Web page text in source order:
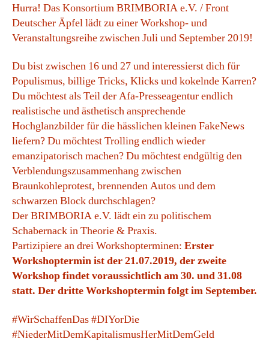
Hurra! Das Konsortium BRIMBORIA e.V. / Front
Deutscher Äpfel lädt zu einer Workshop- und
Veranstaltungsreihe zwischen Juli und September 2019!
Du bist zwischen 16 und 27 und interessierst dich für
Populismus, billige Tricks, Klicks und kokelnde Karren?
Du möchtest als Teil der Afa-Presseagentur endlich
realistische und ästhetisch ansprechende
Hochglanzbilder für die hässlichen kleinen FakeNews
liefern? Du möchtest Trolling endlich wieder
emanzipatorisch machen? Du möchtest endgültig den
Verblendungszusammenhang zwischen
Braunkohleprotest, brennenden Autos und dem
schwarzen Block durchschlagen?
Der BRIMBORIA e.V. lädt ein zu politischem
Schabernack in Theorie & Praxis.
Partizipiere an drei Workshopterminen: Erster
Workshoptermin ist der 21.07.2019, der zweite
Workshop findet voraussichtlich am 30. und 31.08
statt. Der dritte Workshoptermin folgt im September.
#WirSchaffenDas #DIYorDie
#NiederMitDemKapitalismusHerMitDemGeld